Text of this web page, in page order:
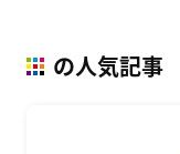
の人気記事